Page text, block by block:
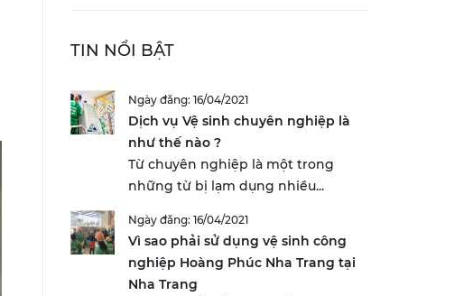
TIN NỔI BẬT
Ngày đăng: 16/04/2021
Dịch vụ Vệ sinh chuyên nghiệp là
như thế nào ?
Từ chuyên nghiệp là một trong
những từ bị lạm dụng nhiều...
Ngày đăng: 16/04/2021
Vì sao phải sử dụng vệ sinh công
nghiệp Hoàng Phúc Nha Trang tại
Nha Trang